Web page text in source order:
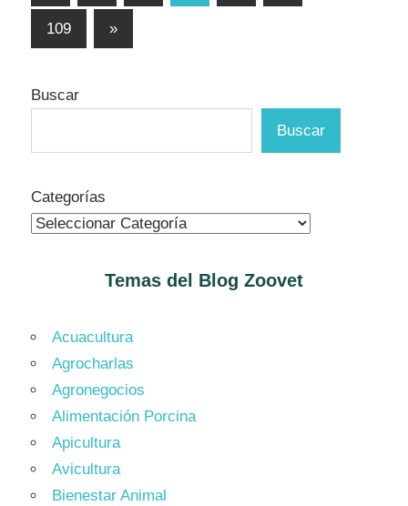
de
entradas
anteriores
109
Entradas
siguientes
»
Buscar
Buscar
Categorías
Temas del Blog Zoovet
Acuacultura
Agrocharlas
Agronegocios
Alimentación Porcina
Apicultura
Avicultura
Bienestar Animal